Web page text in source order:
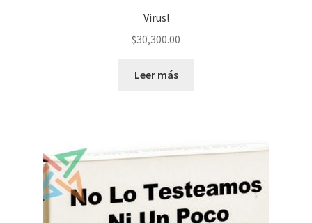
Virus!
$30,300.00
Leer más